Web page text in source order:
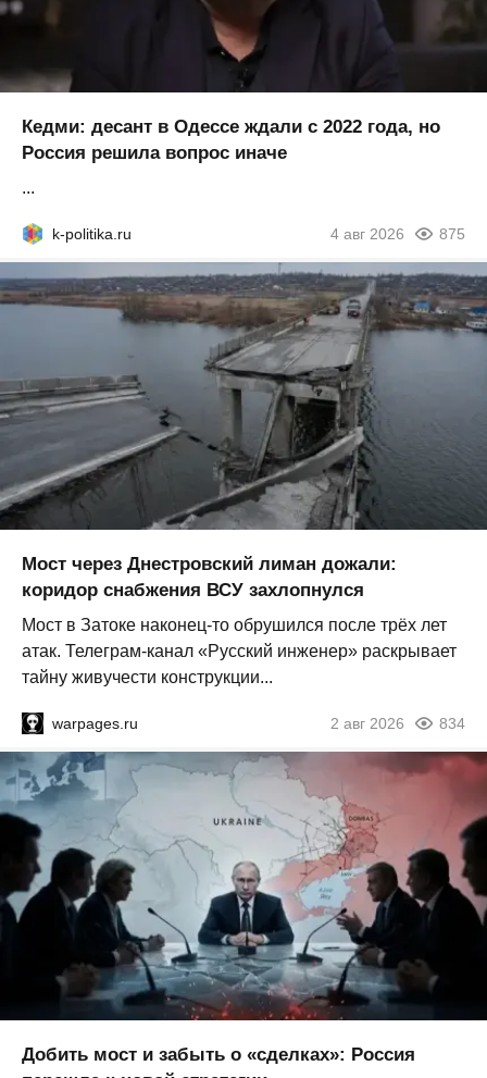
Кедми: десант в Одессе ждали с 2022 года, но
Россия решила вопрос иначе
...
k-politika.ru 4 авг 2026 875
Мост через Днестровский лиман дожали:
коридор снабжения ВСУ захлопнулся
Мост в Затоке наконец-то обрушился после трёх лет
атак. Телеграм-канал «Русский инженер» раскрывает
тайну живучести конструкции...
warpages.ru 2 авг 2026 834
Добить мост и забыть о «сделках»: Россия